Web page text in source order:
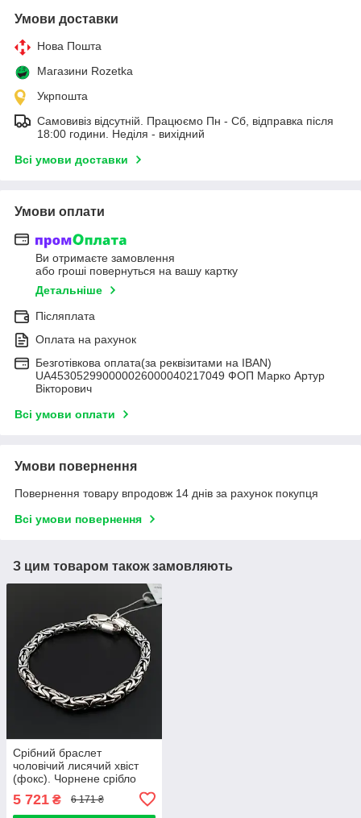
Умови доставки
Нова Пошта
Магазини Rozetka
Укрпошта
Самовивіз відсутній. Працюємо Пн - Сб, відправка після
18:00 години. Неділя - вихідний
Всі умови доставки
Умови оплати
Ви отримаєте замовлення
або гроші повернуться на вашу картку
Детальніше
Післяплата
Оплата на рахунок
Безготівкова оплата(за реквізитами на IBAN)
UA453052990000026000040217049 ФОП Марко Артур
Вікторович
Всі умови оплати
Умови повернення
Повернення товару впродовж 14 днів за рахунок покупця
Всі умови повернення
З цим товаром також замовляють
Срібний браслет
чоловічий лисячий хвіст
(фокс). Чорнене срібло
5 721 ₴ 6 171 ₴